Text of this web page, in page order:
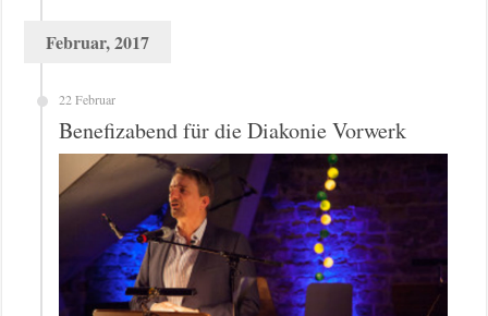
Februar, 2017
22 Februar
Benefizabend für die Diakonie Vorwerk